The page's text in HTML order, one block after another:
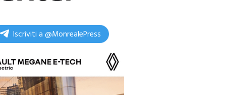
Iscriviti a @MonrealePress